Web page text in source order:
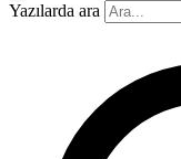
Yazılarda ara